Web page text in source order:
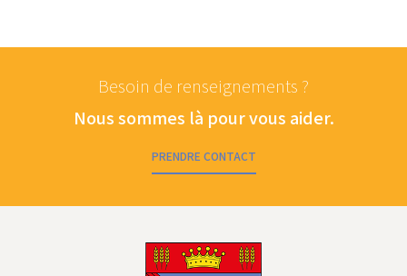
Besoin de renseignements ?
Nous sommes là pour vous aider.
PRENDRE CONTACT